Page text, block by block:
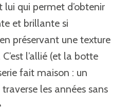
lui qui permet d’obtenir
et brillante si
préservant une texture
l’allié (et la botte
fait maison : un
les années sans